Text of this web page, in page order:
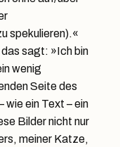
spekulieren).«
sagt: »Ich bin
wenig
Seite des
wie ein Text – ein
Bilder nicht nur
meiner Katze,